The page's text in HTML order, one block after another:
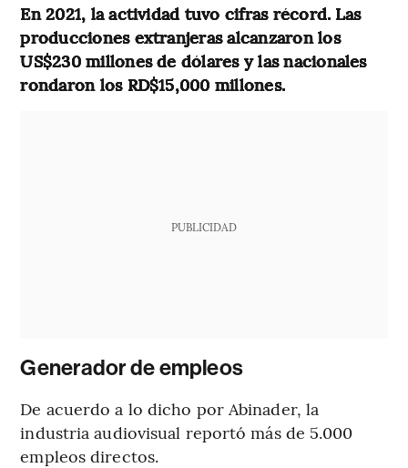
En 2021, la actividad tuvo cifras récord. Las
producciones extranjeras alcanzaron los
US$230 millones de dólares y las nacionales
rondaron los RD$15,000 millones.
PUBLICIDAD
Generador de empleos
De acuerdo a lo dicho por Abinader, la
industria audiovisual reportó más de 5.000
empleos directos.